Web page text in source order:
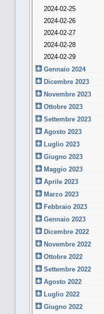
2024-02-25
2024-02-26
2024-02-27
2024-02-28
2024-02-29
Gennaio 2024
Dicembre 2023
Novembre 2023
Ottobre 2023
Settembre 2023
Agosto 2023
Luglio 2023
Giugno 2023
Maggio 2023
Aprile 2023
Marzo 2023
Febbraio 2023
Gennaio 2023
Dicembre 2022
Novembre 2022
Ottobre 2022
Settembre 2022
Agosto 2022
Luglio 2022
Giugno 2022